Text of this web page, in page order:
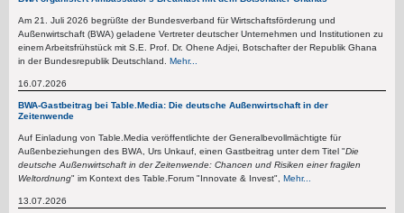
Am 21. Juli 2026 begrüßte der Bundesverband für Wirtschaftsförderung und
Außenwirtschaft (BWA) geladene Vertreter deutscher Unternehmen und Institutionen zu
einem Arbeitsfrühstück mit S.E. Prof. Dr. Ohene Adjei, Botschafter der Republik Ghana
in der Bundesrepublik Deutschland. Mehr...
16.07.2026
BWA-Gastbeitrag bei Table.Media: Die deutsche Außenwirtschaft in der
Zeitenwende
Auf Einladung von Table.Media veröffentlichte der Generalbevollmächtigte für
Außenbeziehungen des BWA, Urs Unkauf, einen Gastbeitrag unter dem Titel "Die
deutsche Außenwirtschaft in der Zeitenwende: Chancen und Risiken einer fragilen
Weltordnung" im Kontext des Table.Forum "Innovate & Invest", Mehr...
13.07.2026